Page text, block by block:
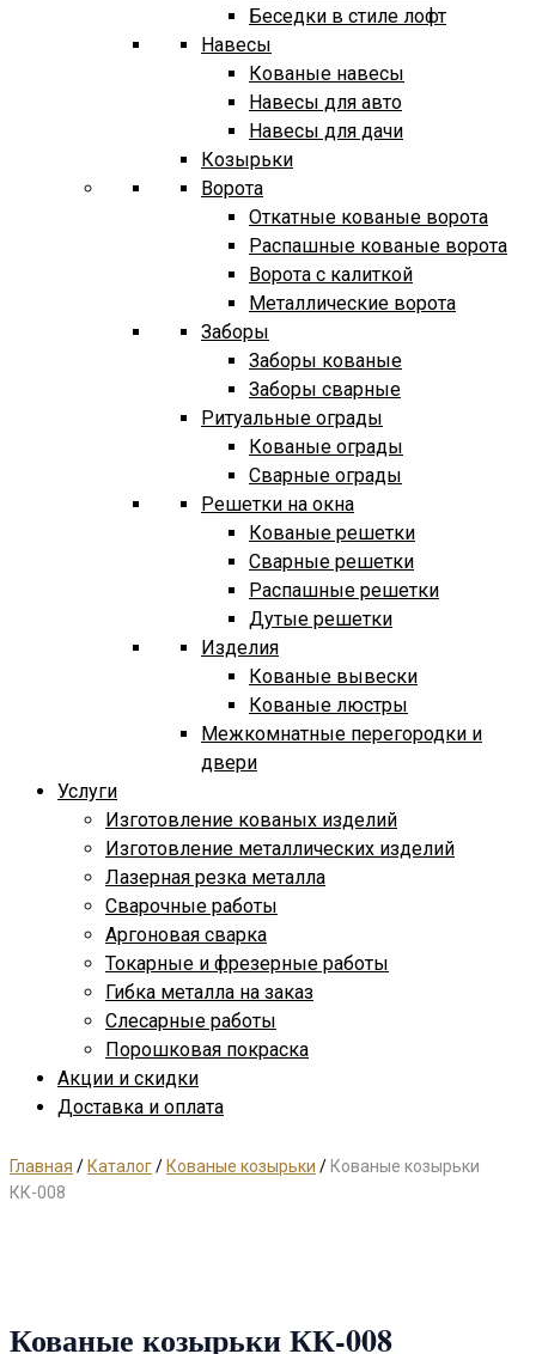
Беседки в стиле лофт
Навесы
Кованые навесы
Навесы для авто
Навесы для дачи
Козырьки
Ворота
Откатные кованые ворота
Распашные кованые ворота
Ворота с калиткой
Металлические ворота
Заборы
Заборы кованые
Заборы сварные
Ритуальные ограды
Кованые ограды
Сварные ограды
Решетки на окна
Кованые решетки
Сварные решетки
Распашные решетки
Дутые решетки
Изделия
Кованые вывески
Кованые люстры
Межкомнатные перегородки и
двери
Услуги
Изготовление кованых изделий
Изготовление металлических изделий
Лазерная резка металла
Сварочные работы
Аргоновая сварка
Токарные и фрезерные работы
Гибка металла на заказ
Слесарные работы
Порошковая покраска
Акции и скидки
Доставка и оплата
Главная / Каталог/ Кованые козырьки / Кованые козырьки
КК-008
Кованые козырьки КК-008